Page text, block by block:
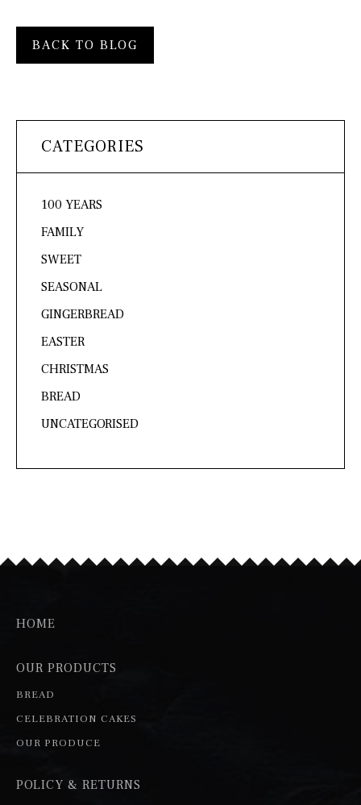
BACK TO BLOG
CATEGORIES
100 YEARS
FAMILY
SWEET
SEASONAL
GINGERBREAD
EASTER
CHRISTMAS
BREAD
UNCATEGORISED
HOME
OUR PRODUCTS
BREAD
CELEBRATION CAKES
OUR PRODUCE
POLICY & RETURNS